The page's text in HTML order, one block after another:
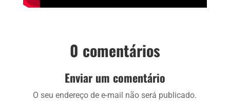
0 comentários
Enviar um comentário
O seu endereço de e-mail não será publicado.